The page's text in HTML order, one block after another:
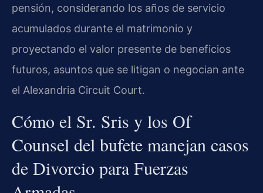
pensión, considerando los años de servicio
acumulados durante el matrimonio y
proyectando el valor presente de beneficios
futuros, asuntos que se litigan o negocian ante
el Alexandria Circuit Court.
Cómo el Sr. Sris y los Of
Counsel del bufete manejan casos
de Divorcio para Fuerzas